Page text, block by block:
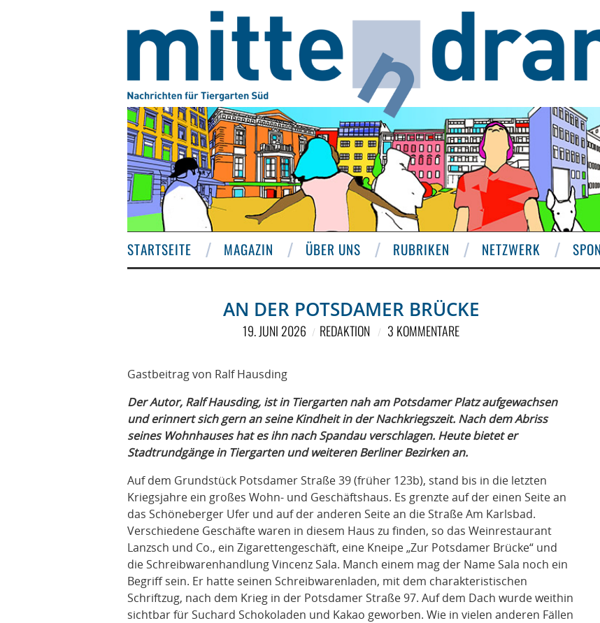
STARTSEITE MAGAZIN ÜBER UNS RUBRIKEN NETZWERK
AN DER POTSDAMER BRÜCKE
19. JUNI 2026 REDAKTION 3 KOMMENTARE
Gastbeitrag von Ralf Hausding
Der Autor, Ralf Hausding, ist in Tiergarten nah am Potsdamer Platz aufgewachsen
und erinnert sich gern an seine Kindheit in der Nachkriegszeit. Nach dem Abriss
seines Wohnhauses hat es ihn nach Spandau verschlagen. Heute bietet er
Stadtrundgänge in Tiergarten und weiteren Berliner Bezirken an.
Auf dem Grundstück Potsdamer Straße 39 (früher 123b), stand bis in die letzten
Kriegsjahre ein großes Wohn- und Geschäftshaus. Es grenzte auf der einen Seite an
das Schöneberger Ufer und auf der anderen Seite an die Straße Am Karlsbad.
Verschiedene Geschäfte waren in diesem Haus zu finden, so das Weinrestaurant
Lanzsch und Co., ein Zigarettengeschäft, eine Kneipe „Zur Potsdamer Brücke“ und
die Schreibwarenhandlung Vincenz Sala. Manch einem mag der Name Sala noch ein
Begriff sein. Er hatte seinen Schreibwarenladen, mit dem charakteristischen
Schriftzug, nach dem Krieg in der Potsdamer Straße 97. Auf dem Dach wurde weithin
sichtbar für Suchard Schokoladen und Kakao geworben. Wie in vielen anderen Fällen